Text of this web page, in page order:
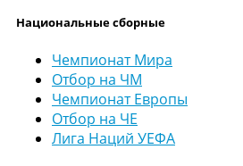
Национальные сборные
Чемпионат Мира
Отбор на ЧМ
Чемпионат Европы
Отбор на ЧЕ
Лига Наций УЕФА